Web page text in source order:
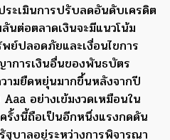
ะเมินการปรับลดอันดับเครดิต
ต่อตลาดเงินจะมีแนวโน้ม
ย์ปลอดภัยและเงื่อนไขการ
การเงินอื่นของพันธบัตร
ามยืดหยุ่นมากขึ้นหลังจากปี
อย่างเข้มงวดเหมือนใน
รั้งนี้ถือเป็นอีกหนึ่งแรงกดดัน
ฐบาลอยู่ระหว่างการพิจารณา